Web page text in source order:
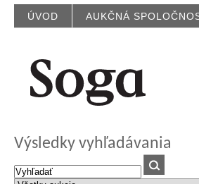
ÚVOD AUKČNÁ
Výsledky vyhľadávania